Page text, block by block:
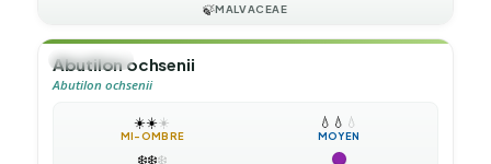
🍃MALVACEAE
🌲ARBUSTE
Abutilon ochsenii
Abutilon ochsenii
☀️☀️☀️
MI-OMBRE
💧 💧 💧
MOYEN
❄️❄️❄️